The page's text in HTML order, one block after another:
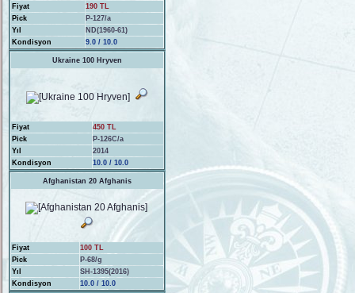
Fiyat
190 TL
Pick
P-127/a
Yıl
ND(1960-61)
Kondisyon
9.0 / 10.0
Ukraine 100 Hryven
Fiyat
450 TL
Pick
P-126C/a
Yıl
2014
Kondisyon
10.0 / 10.0
Afghanistan 20 Afghanis
Fiyat
100 TL
Pick
P-68/g
Yıl
SH-1395(2016)
Kondisyon
10.0 / 10.0